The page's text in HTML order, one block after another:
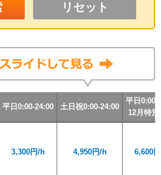
リセット
平日0:00-24:00 土日祝0:00-24:00
平日0:00-
12月特
平日0:00-24:00 土日祝0:00-24:00
平日0:00-
12月特
平日0:00-24:00 土日祝0:00-24:00
平日0:00-
12月特
3,300円/h 4,950円/h 6,600
平日0:00-24:00 土日祝0:00-24:00
平日0:00-
12月特
3,300円/h 4,950円/h 6,600